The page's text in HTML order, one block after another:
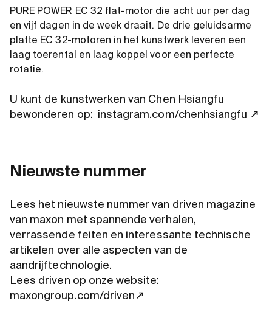
PURE POWER EC 32 flat-motor die acht uur per dag
en vijf dagen in de week draait. De drie geluidsarme
platte EC 32-motoren in het kunstwerk leveren een
laag toerental en laag koppel voor een perfecte
rotatie.
U kunt de kunstwerken van Chen Hsiangfu
bewonderen op: instagram.com/chenhsiangfu
Nieuwste nummer
Lees het nieuwste nummer van driven magazine
van maxon met spannende verhalen,
verrassende feiten en interessante technische
artikelen over alle aspecten van de
aandrijftechnologie.
Lees driven op onze website:
maxongroup.com/driven